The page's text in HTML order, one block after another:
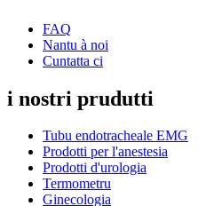
FAQ
Nantu à noi
Cuntatta ci
i nostri prudutti
Tubu endotracheale EMG
Prodotti per l'anestesia
Prodotti d'urologia
Termometru
Ginecologia